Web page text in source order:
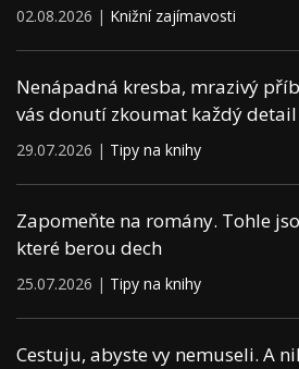
02.08.2026 | Knižní zajímavosti
Nenápadná kresba, mrazivý
vás donutí zkoumat každý detail
29.07.2026 | Tipy na knihy
Zapomeňte na romány. Tohle
které berou dech
25.07.2026 | Tipy na knihy
Cestuju, abyste vy nemuseli. A